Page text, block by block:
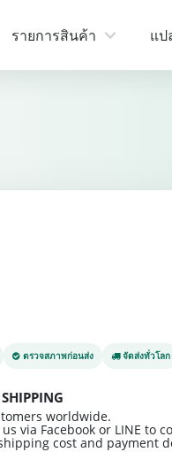
รายการสินค้า แป
ตรวจสภาพก่อนส่ง จัดส่งทั่วโลก
worldwide.
us via Facebook or LINE to
cost and payment